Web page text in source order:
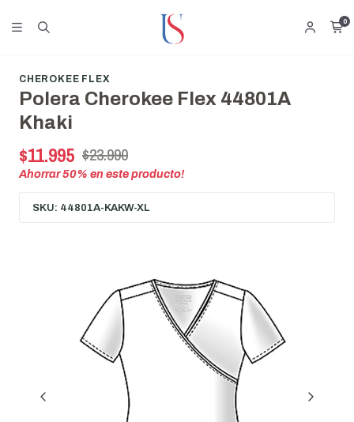
0
CHEROKEE FLEX
Polera Cherokee Flex 44801A
Khaki
$11.995 $23.990
Ahorrar50% en este producto!
SKU: 44801A-KAKW-XL